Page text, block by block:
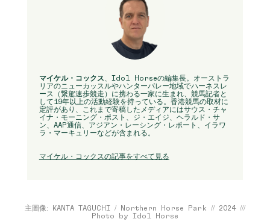
マイケル・コックス 、Idol Horseの編集長。オーストラ
リアのニューカッスルやハンターバレー地域でハーネスレ
ース（繋駕速歩競走）に携わる一家に生まれ、競馬記者と
して19年以上の活動経験を持っている。香港競馬の取材に
定評があり、これまで寄稿したメディアにはサウス・チャ
イナ・モーニング・ポスト、ジ・エイジ、ヘラルド・サ
ン、AAP通信、アジアン・レーシング・レポート、イラワ
ラ・マーキュリーなどが含まれる。
マイケル・コックスの記事をすべて見る
主圖像: KANTA TAGUCHI / Northern Horse Park // 2024 ///
Photo by Idol Horse